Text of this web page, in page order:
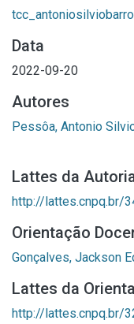
Data
2022-09-20
Autores
Pessôa, Antonio
Lattes da
http://lattes.cnpq.br/
Orientação
Gonçalves, Jackson
Lattes da
http://lattes.cnpq.br/